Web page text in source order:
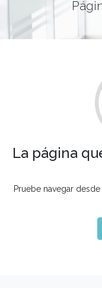
La página
Pruebe navegar